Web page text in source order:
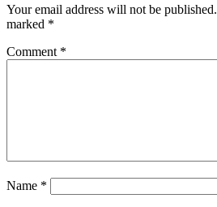
Your email address will not be published.
marked *
Comment *
Name *